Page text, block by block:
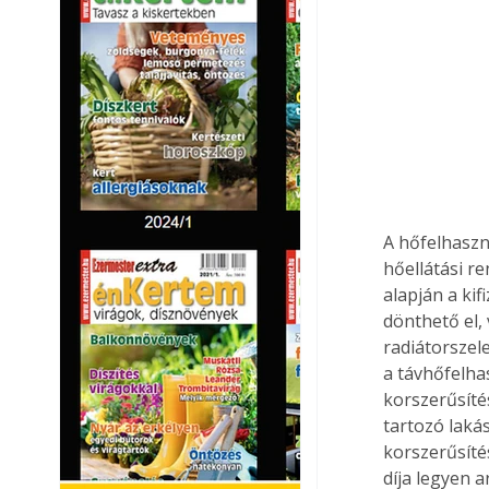
A
hőellátási
alapján a
dönthető el,
a
tartozó
díja legyen